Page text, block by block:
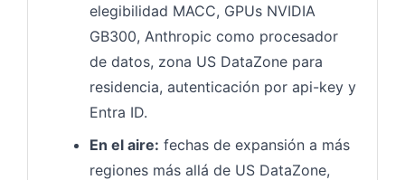
elegibilidad MACC, GPUs NVIDIA
GB300, Anthropic como procesador
de datos, zona US DataZone para
residencia, autenticación por api-key y
Entra ID.
En el aire: fechas de expansión a más
regiones más allá de US DataZone,